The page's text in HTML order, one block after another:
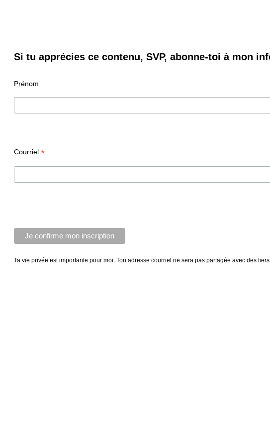
Si tu apprécies ce contenu, SVP, abonne-toi à mon
Prénom
Courriel *
Ta vie privée est importante pour moi. Ton adresse courriel ne sera pas partagée avec des tiers.